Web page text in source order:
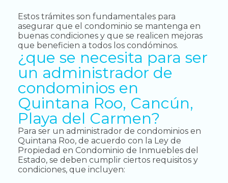
Estos trámites son fundamentales para
asegurar que el condominio se mantenga en
buenas condiciones y que se realicen mejoras
que beneficien a todos los condóminos.
¿que se necesita para ser
un administrador de
condominios en
Quintana Roo, Cancún,
Playa del Carmen?
Para ser un administrador de condominios en
Quintana Roo, de acuerdo con la Ley de
Propiedad en Condominio de Inmuebles del
Estado, se deben cumplir ciertos requisitos y
condiciones, que incluyen: